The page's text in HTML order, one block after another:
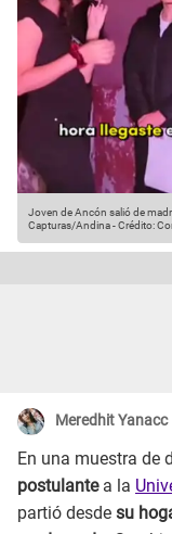
Joven de Ancón salió de
Capturas/Andina-Crédito:
Meredhit Yanacc
En una muestra de
postulantea la
partió desde su